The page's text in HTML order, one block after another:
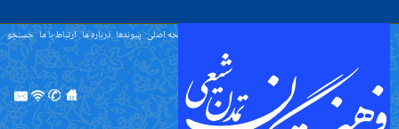
صفحه اصلی پیوندها درباره ما ارتباط با ما جستجو